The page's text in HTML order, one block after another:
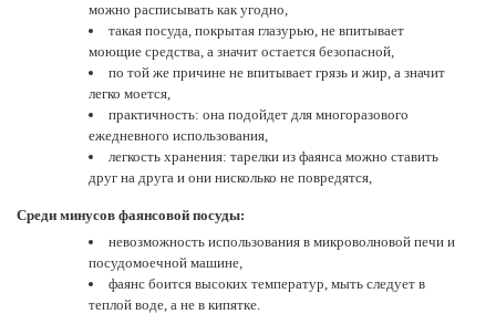
можно расписывать как угодно,
такая посуда, покрытая глазурью, не впитывает
моющие средства, а значит остается безопасной,
по той же причине не впитывает грязь и жир, а значит
легко моется,
практичность: она подойдет для многоразового
ежедневного использования,
легкость хранения: тарелки из фаянса можно ставить
друг на друга и они нисколько не повредятся,
Среди минусов фаянсовой посуды:
невозможность использования в микроволновой печи и
посудомоечной машине,
фаянс боится высоких температур, мыть следует в
теплой воде, а не в кипятке.